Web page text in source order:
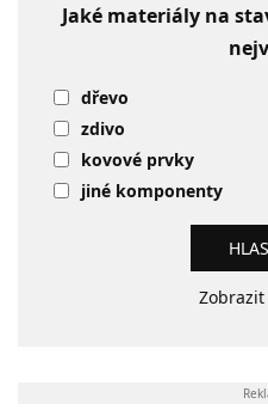
Jaké materiály na
dřevo
zdivo
kovové prvky
jiné komponenty
Zobrazit